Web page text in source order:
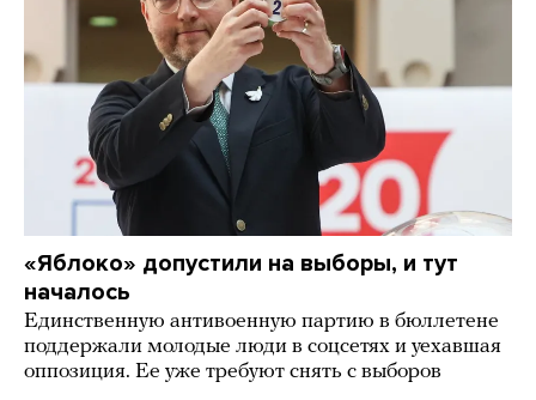
«Яблоко» допустили на выборы, и тут
началось
Единственную антивоенную партию в бюллетене
поддержали молодые люди в соцсетях и уехавшая
оппозиция. Ее уже требуют снять с выборов